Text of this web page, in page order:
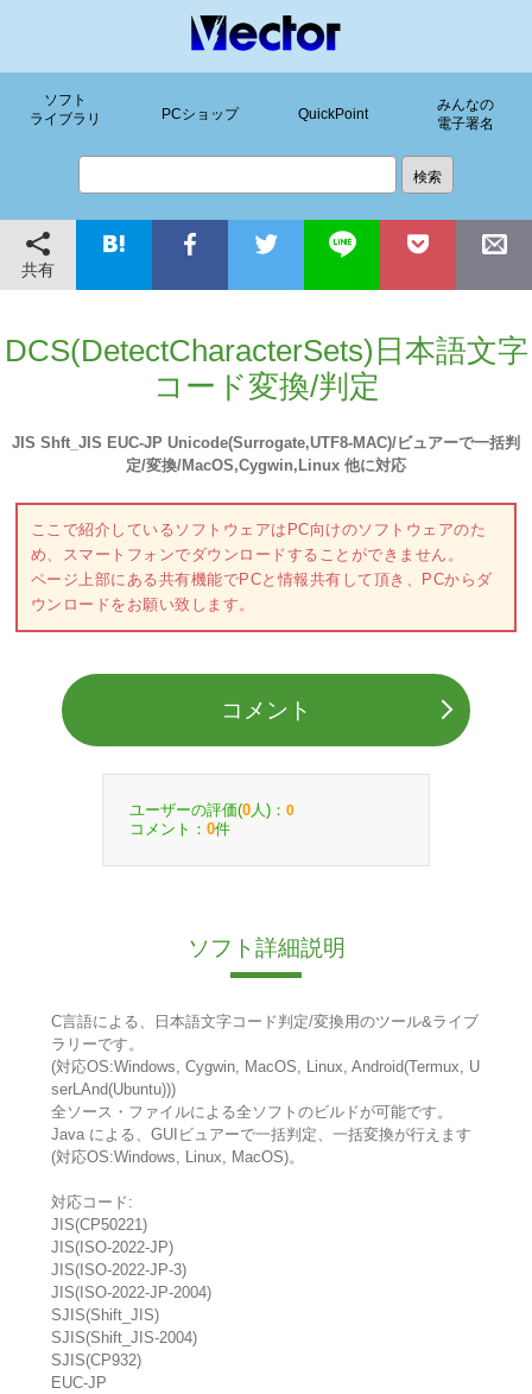
ソフト
ライブラリ
PCショップ QuickPoint
みんなの
電子署名
共有
DCS(DetectCharacterSets)日本語文字
コード変換/判定
JIS Shft_JIS EUC-JP Unicode(Surrogate,UTF8-MAC)/ビュアーで一括判
定/変換/MacOS,Cygwin,Linux 他に対応
ここで紹介しているソフトウェアはPC向けのソフトウェアのた
め、スマートフォンでダウンロードすることができません。
ページ上部にある共有機能でPCと情報共有して頂き、PCからダ
ウンロードをお願い致します。
コメント
ユーザーの評価(0 人)： 0
コメント： 0件
ソフト詳細説明
C言語による、日本語文字コード判定/変換用のツール&ライブ
ラリーです。
(対応OS:Windows, Cygwin, MacOS, Linux, Android(Termux, U
serLAnd(Ubuntu)))
全ソース・ファイルによる全ソフトのビルドが可能です。
Java による、GUIビュアーで一括判定、一括変換が行えます
(対応OS:Windows, Linux, MacOS)。
対応コード:
JIS(CP50221)
JIS(ISO-2022-JP)
JIS(ISO-2022-JP-3)
JIS(ISO-2022-JP-2004)
SJIS(Shift_JIS)
SJIS(Shift_JIS-2004)
SJIS(CP932)
EUC-JP